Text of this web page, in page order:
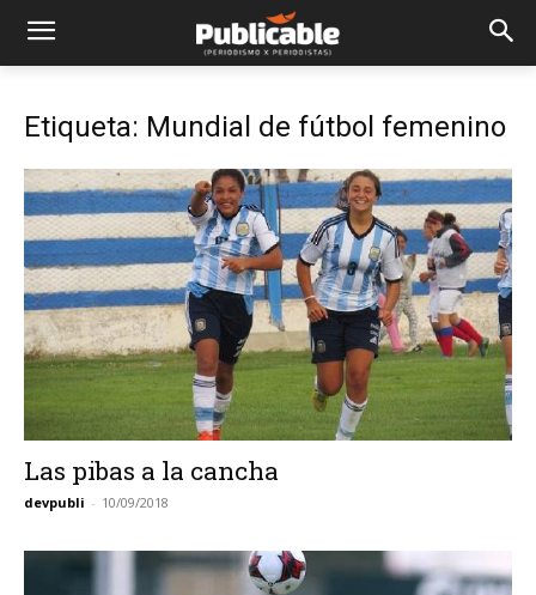
Etiqueta: Mundial de fútbol femenino
Las pibas a la cancha
devpubli - 10/09/2018